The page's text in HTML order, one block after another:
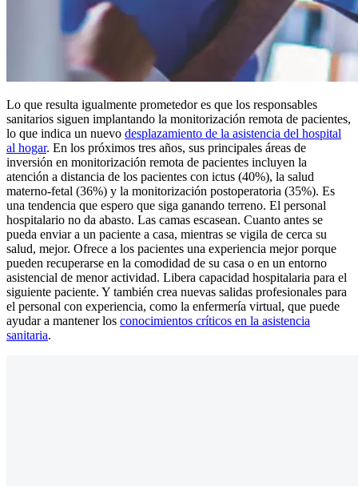
Lo que resulta igualmente prometedor es que los responsables
sanitarios siguen implantando la monitorización remota de pacientes,
lo que indica un nuevo desplazamiento de la asistencia del hospital
al hogar. En los próximos tres años, sus principales áreas de
inversión en monitorización remota de pacientes incluyen la
atención a distancia de los pacientes con ictus (40%), la salud
materno-fetal (36%) y la monitorización postoperatoria (35%). Es
una tendencia que espero que siga ganando terreno. El personal
hospitalario no da abasto. Las camas escasean. Cuanto antes se
pueda enviar a un paciente a casa, mientras se vigila de cerca su
salud, mejor. Ofrece a los pacientes una experiencia mejor porque
pueden recuperarse en la comodidad de su casa o en un entorno
asistencial de menor actividad. Libera capacidad hospitalaria para el
siguiente paciente. Y también crea nuevas salidas profesionales para
el personal con experiencia, como la enfermería virtual, que puede
ayudar a mantener los conocimientos críticos en la asistencia
sanitaria.